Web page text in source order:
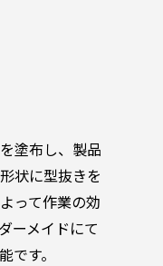
塗布し、製品
状に型抜きを
って作業の効
ーメイドにて
です。